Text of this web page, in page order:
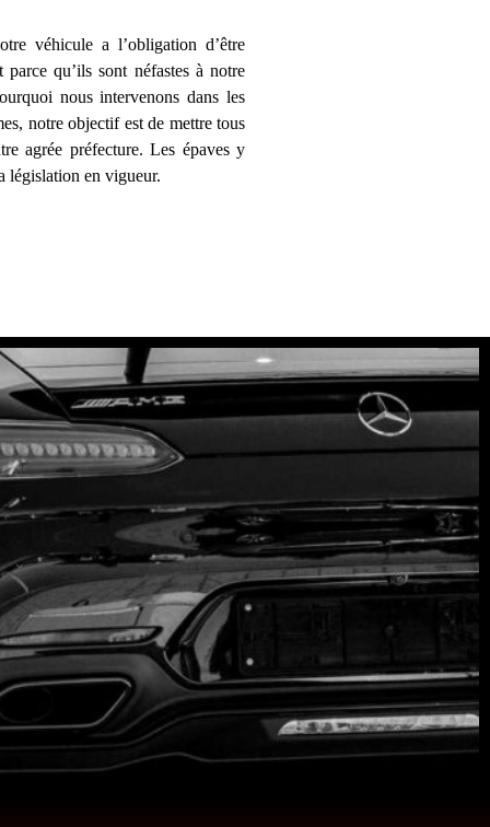
véhicule a l’obligation d’être
qu’ils sont néfastes à notre
nous intervenons dans les
notre objectif est de mettre tous
agrée préfecture. Les épaves y
législation en vigueur.